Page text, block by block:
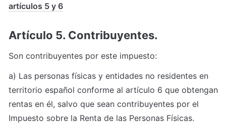
artículos 5 y 6
Artículo 5. Contribuyentes.
Son contribuyentes por este impuesto:
a) Las personas físicas y entidades no residentes en
territorio español conforme al artículo 6 que obtengan
rentas en él, salvo que sean contribuyentes por el
Impuesto sobre la Renta de las Personas Físicas.